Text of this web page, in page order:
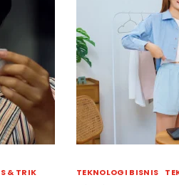
& TRIK TEKNOLOGI BISNIS